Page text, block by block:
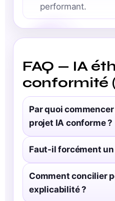
performant.
FAQ — IA
conformité
Par quoi
projet IA conforme ?
Faut-il forcément un
Comment concilier
explicabilité ?